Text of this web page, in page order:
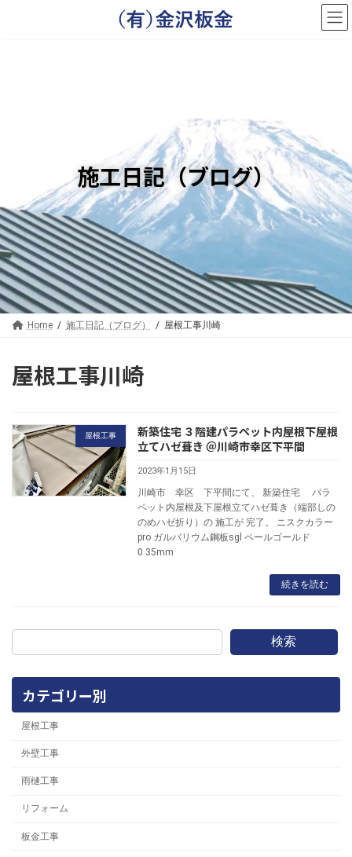
施工日記（ブログ）
Home 施工日記（ブログ） 屋根工事川崎
屋根工事川崎
屋根工事
新築住宅 ３階建パラペット内屋根下屋根
立てハゼ葺き ＠川崎市幸区下平間
2023年1月15日
川崎市 幸区 下平間にて、 新築住宅 パラ
ペット内屋根及下屋根立てハゼ葺き（端部しの
のめハゼ折り）の 施工が 完了。 ニスクカラー
pro ガルバリウム鋼板sgl ペールゴールド
0.35mm
続きを読む
検索
カテゴリー別
屋根工事
外壁工事
雨樋工事
リフォーム
板金工事